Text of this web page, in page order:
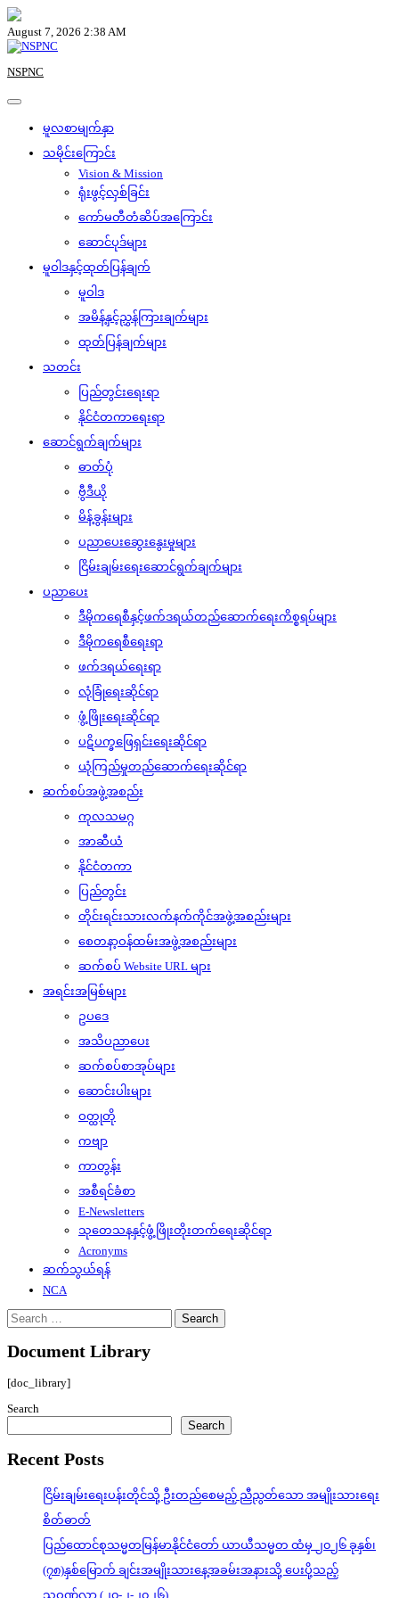
Skip
to
content
August 7, 2026 2:38 AM
NSPNC
မူလစာမျက်နှာ
သမိုင်းကြောင်း
Vision & Mission
ရုံးဖွင့်လှစ်ခြင်း
ကော်မတီတံဆိပ်အကြောင်း
ဆောင်ပုဒ်များ
မူဝါဒနှင့်ထုတ်ပြန်ချက်
မူဝါဒ
အမိန့်နှင့်ညွှန်ကြားချက်များ
ထုတ်ပြန်ချက်များ
သတင်း
ပြည်တွင်းရေးရာ
နိုင်ငံတကာရေးရာ
ဆောင်ရွက်ချက်များ
ဓာတ်ပုံ
ဗွီဒီယို
မိန့်ခွန်းများ
ပညာပေးဆွေးနွေးမှုများ
ငြိမ်းချမ်းရေးဆောင်ရွက်ချက်များ
ပညာပေး
ဒီမိုကရေစီနှင့်ဖက်ဒရယ်တည်ဆောက်‌ရေးကိစ္စရပ်များ
ဒီမိုကရေစီရေးရာ
ဖက်ဒရယ်ရေးရာ
လုံခြုံရေးဆိုင်ရာ
ဖွံ့ဖြိုးရေးဆိုင်ရာ
ပဋိပက္ခဖြေရှင်းရေးဆိုင်ရာ
ယုံကြည်မှုတည်ဆောက်ရေးဆိုင်ရာ
ဆက်စပ်အဖွဲ့အစည်း
ကုလသမဂ္ဂ
အာဆီယံ
နိုင်ငံတကာ
ပြည်တွင်း
တိုင်းရင်းသားလက်နက်ကိုင်အဖွဲ့အစည်းများ
စေတနာ့ဝန်ထမ်းအဖွဲ့အစည်းများ
ဆက်စပ် Website URL များ
အရင်းအမြစ်များ
ဥပဒေ
အသိပညာပေး
ဆက်စပ်စာအုပ်များ
ဆောင်းပါးများ
ဝတ္ထုတို
ကဗျာ
ကာတွန်း
အစီရင်ခံစာ
E-Newsletters
သုတေသနနှင့်ဖွံ့ဖြိုးတိုးတက်ရေးဆိုင်ရာ
Acronyms
ဆက်သွယ်ရန်
NCA
Search
for:
Document Library
[doc_library]
Search
Search
Recent Posts
ငြိမ်းချမ်းရေးပန်းတိုင်သို့ ဦးတည်စေမည့် ညီညွတ်သော အမျိုးသားရေး
စိတ်ဓာတ်
ပြည်ထောင်စုသမ္မတမြန်မာနိုင်ငံတော် ယာယီသမ္မတ ထံမှ ၂၀၂၆ ခုနှစ်၊
(၇၈)နှစ်မြောက် ချင်းအမျိုးသားနေ့အခမ်းအနားသို့ ပေးပို့သည့်
သဝဏ်လွှာ (၂၀-၂-၂၀၂၆)